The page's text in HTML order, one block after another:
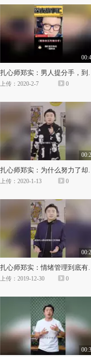
扎心师郑实：
上传：2020-2-7 0
扎心师
上传：2020-1-13 0
扎心师
上传：2019-12-30 0